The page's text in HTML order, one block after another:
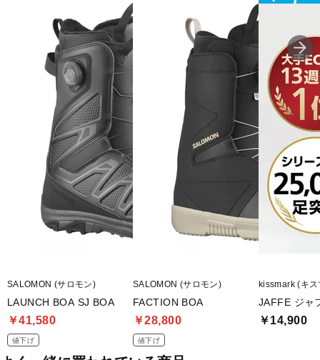
■底材(ソール)：EVA
■ワイズ：E
■インナーブーツタイプ：成型
■レース仕様：ダイヤル
■生産国：ベトナム
■2024年モデル
※ワイズを確認の上お買い求め下さい。また、足のサイズは甲高、
幅等個人差がありますので、あくまで目安としてご判断ください。
SALOMON (サロモン)
LAUNCH BOA SJ BOA
￥41,580
値下げ
SALOMON (サロモン)
FACTION BOA
￥28,800
値下げ
kissmark (キス
JAFFE ジャ
￥14,900